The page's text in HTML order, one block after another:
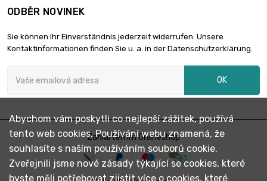
ODBĚR NOVINEK
Sie können Ihr Einverständnis jederzeit widerrufen. Unsere
Kontaktinformationen finden Sie u. a. in der Datenschutzerklärung.
OK
Zahlarten im Onlineshop
Abychom vám poskytli co nejlepší zážitek, používá
tento web cookies. Používání webu znamená, že
souhlasíte s naším používáním souborů cookie.
Zveřejnili jsme nové zásady týkající se cookies, které
byste měli potřebovat zjistit více o cookies, které